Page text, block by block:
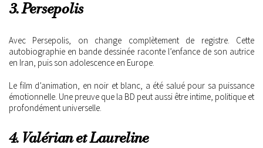
3. Persepolis
Avec Persepolis, on change complètement de registre. Cette
autobiographie en bande dessinée raconte l’enfance de son autrice
en Iran, puis son adolescence en Europe.
Le film d’animation, en noir et blanc, a été salué pour sa puissance
émotionnelle. Une preuve que la BD peut aussi être intime, politique et
profondément universelle.
4. Valérian et Laureline